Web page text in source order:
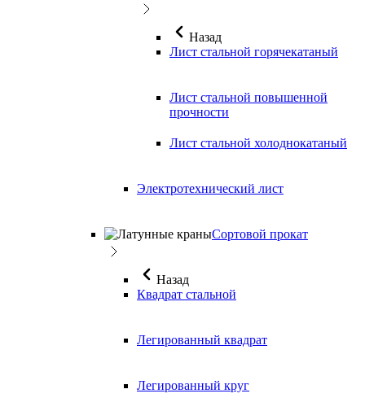
Назад
Лист стальной горячекатаный
Лист стальной повышенной
прочности
Лист стальной холоднокатаный
Электротехнический лист
Сортовой прокат
Назад
Квадрат стальной
Легированный квадрат
Легированный круг